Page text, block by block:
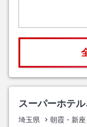
スーパーホテ
埼玉県 朝霞・新座